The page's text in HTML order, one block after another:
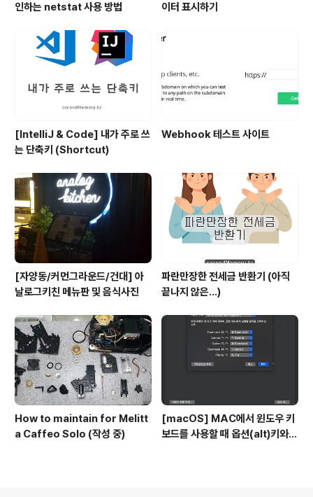
인하는 netstat 사용 방법
이터 표시하기
[IntelliJ & Code] 내가 주로 쓰
는 단축키 (Shortcut)
Webhook 테스트 사이트
[자양동/커먼그라운드/건대] 아
날로그키친 메뉴판 및 음식사진
파란만장한 전세금 반환기 (아직
끝나지 않은...)
How to maintain for Melitt
a Caffeo Solo (작성 중)
[macOS] MAC에서 윈도우 키
보드를 사용할 때 옵션(alt)키와